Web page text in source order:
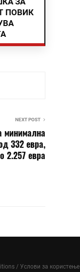
ПОВИК
NEXT POST
минимална
332 евра,
2.257 евра
/ Услови за користење